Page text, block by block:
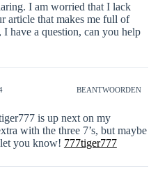
I am worried that I lack
article that makes me full of
have a question, can you help
BEANTWOORDEN
is up next on my
with the three 7’s, but maybe
you know! 777tiger777